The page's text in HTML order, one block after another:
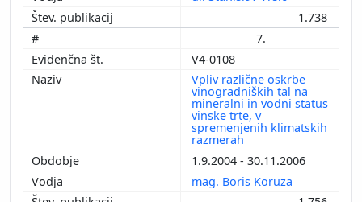
1.738
7.
V4-0108
Vpliv različne oskrbe
vinogradniških tal na
mineralni in vodni status
vinske trte, v
spremenjenih klimatskih
razmerah
1.9.2004 - 30.11.2006
mag. Boris Koruza